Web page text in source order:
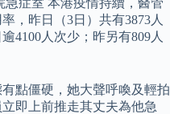
，昨日（3日）共有3873人
4100人次少；昨另有809人
點僵硬，她大聲呼喚及輕拍
即上前推走其丈夫為他急